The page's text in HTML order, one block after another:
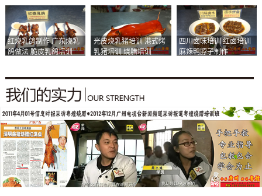
红烧乳鸽制作 广东烧乳
鸽做法 脆皮乳鸽培训
光皮烧乳猪培训 港式烤
乳猪培训 烧腊培训
四川卤味培训 红卤培训
麻辣鸭脖子制作